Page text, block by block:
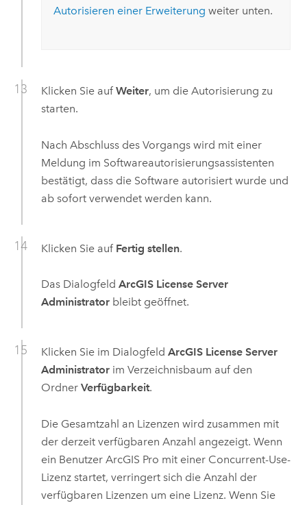
Autorisieren einer Erweiterung weiter unten.
Klicken Sie auf Weiter, um die Autorisierung zu
starten.
Nach Abschluss des Vorgangs wird mit einer
Meldung im Softwareautorisierungsassistenten
bestätigt, dass die Software autorisiert wurde und
ab sofort verwendet werden kann.
Klicken Sie auf Fertig stellen.
Das Dialogfeld ArcGIS License Server
Administratorbleibt geöffnet.
Klicken Sie im Dialogfeld ArcGIS License Server
Administratorim Verzeichnisbaum auf den
Ordner Verfügbarkeit.
Die Gesamtzahl an Lizenzen wird zusammen mit
der derzeit verfügbaren Anzahl angezeigt. Wenn
ein Benutzer ArcGIS Pro mit einer Concurrent-Use-
Lizenz startet, verringert sich die Anzahl der
verfügbaren Lizenzen um eine Lizenz. Wenn Sie